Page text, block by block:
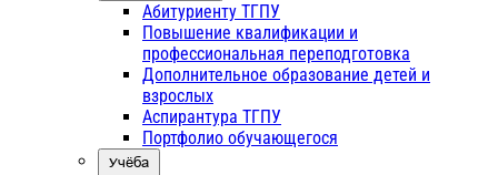
Абитуриенту ТГПУ
Повышение квалификации и
профессиональная переподготовка
Дополнительное образование детей и
взрослых
Аспирантура ТГПУ
Портфолио обучающегося
Учёба